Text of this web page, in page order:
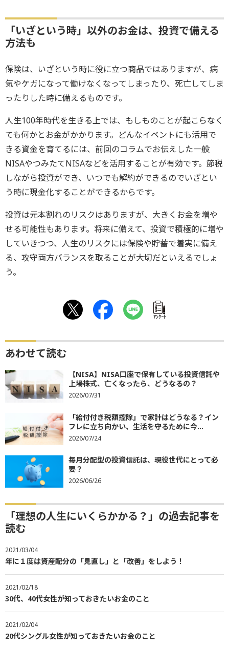
「いざという時」以外のお金は、投資で備える
方法も
保険は、いざという時に役に立つ商品ではありますが、病
気やケガになって働けなくなってしまったり、死亡してしま
ったりした時に備えるものです。
人生100年時代を生きる上では、もしものことが起こらなく
ても何かとお金がかかります。どんなイベントにも活用で
きる資金を育てるには、前回のコラムでお伝えした一般
NISAやつみたてNISAなどを活用することが有効です。節税
しながら投資ができ、いつでも解約ができるのでいざとい
う時に現金化することができるからです。
投資は元本割れのリスクはありますが、大きくお金を増や
せる可能性もあります。将来に備えて、投資で積極的に増や
していきつつ、人生のリスクには保険や貯蓄で着実に備え
る、攻守両方バランスを取ることが大切だといえるでしょ
う。
ｱﾝｹｰﾄ
あわせて読む
【NISA】NISA口座で保有している投資信託や
上場株式、亡くなったら、どうなるの？
2026/07/31
「給付付き税額控除」で家計はどうなる？イン
フレに立ち向かい、生活を守るために今...
2026/07/24
毎月分配型の投資信託は、現役世代にとって必
要？
2026/06/26
「理想の人生にいくらかかる？」の過去記事を
読む
2021/03/04
年に１度は資産配分の「見直し」と「改善」をしよう！
2021/02/18
30代、40代女性が知っておきたいお金のこと
2021/02/04
20代シングル女性が知っておきたいお金のこと